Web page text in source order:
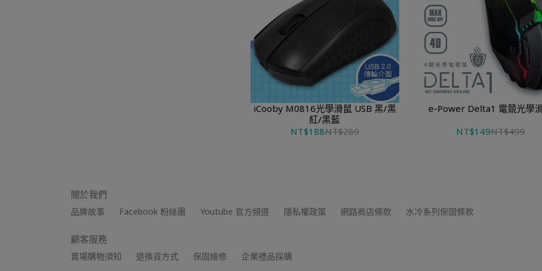
iCooby M0816光學滑鼠 USB 黑/黑
紅/黑藍
NT$188NT$289
e-Power Delta1 電競光學
NT$149NT$499
關於我們
品牌故事 Facebook 粉絲團 Youtube 官方頻道 隱私權政策 網路商店條款 水冷系列保固條款
顧客服務
賣場購物須知 退換貨方式 保固維修 企業禮品採購